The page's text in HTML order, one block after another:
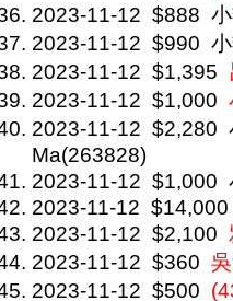
2023-11-12 $888
2023-11-12 $990
2023-11-12 $1,395
2023-11-12 $1,000
2023-11-12 $2,280
Ma(263828)
2023-11-12 $1,000
2023-11-12 $14,000
2023-11-12 $2,100
2023-11-12 $360
2023-11-12 $500